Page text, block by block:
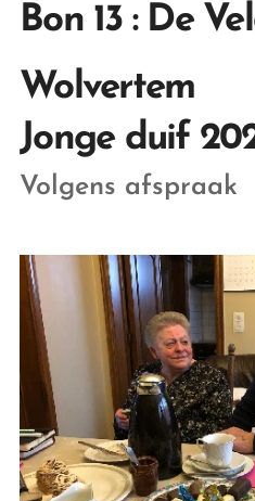
Bon 13 : De
Wolvertem
Jonge duif
Volgens afspraak